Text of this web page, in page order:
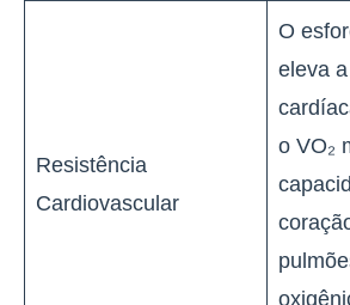
Resistência
Cardiovascular
O
eleva
o VO₂